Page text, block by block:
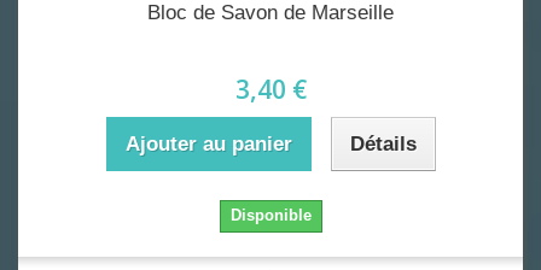
Bloc de Savon de Marseille
3,40 €
Ajouter au panier Détails
Disponible